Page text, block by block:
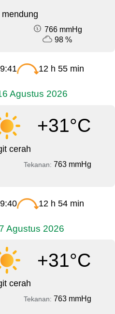
766 mmHg
98 %
12 h 55 min
Agustus 2026
+31°C
cerah
Tekanan: 763 mmHg
12 h 54 min
Agustus 2026
+31°C
cerah
Tekanan: 763 mmHg